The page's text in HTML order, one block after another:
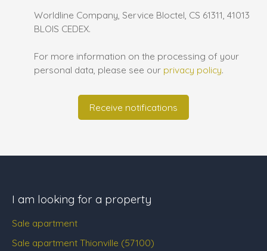
Worldline Company, Service Bloctel, CS 61311, 41013
BLOIS CEDEX.
For more information on the processing of your
personal data, please see our privacy policy.
Receive notifications
I am looking for a property
Sale apartment
Sale apartment Thionville (57100)